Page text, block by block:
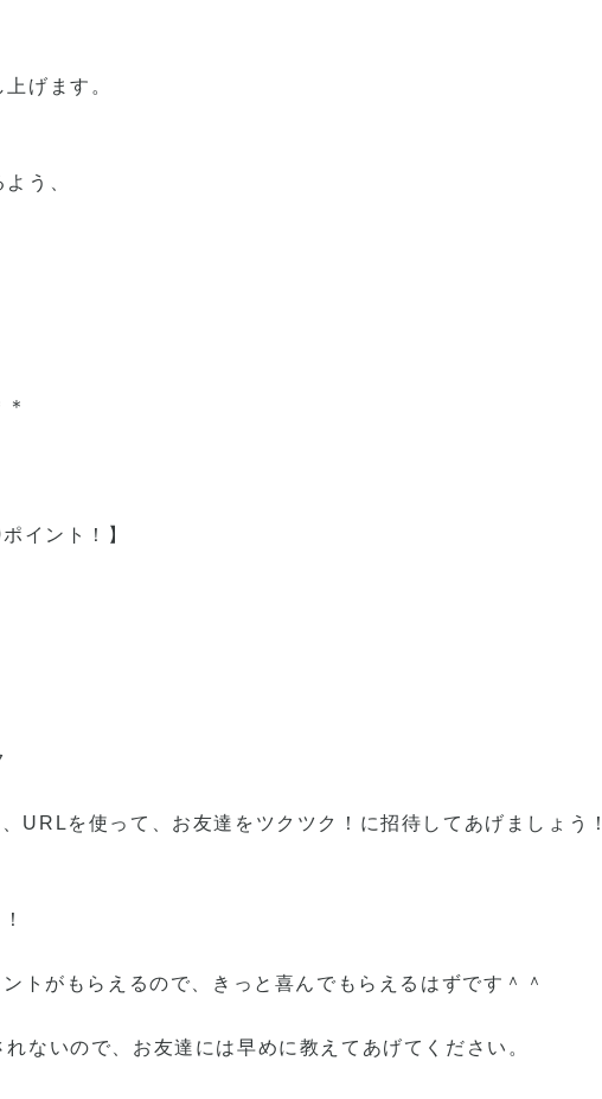
げます。
う、
イント！】
を使って、お友達をツクツク！に招待してあげましょう！
トがもらえるので、きっと喜んでもらえるはずです＾＾
ないので、お友達には早めに教えてあげてください。